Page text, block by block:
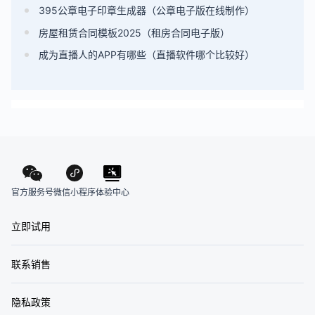
395公章电子印章生成器（公章电子版在线制作）
房屋租赁合同模板2025（租房合同电子版）
成为直播人的APP有哪些（直播软件哪个比较好）
官方服务号微信小程序体验中心
立即试用
联系销售
隐私政策